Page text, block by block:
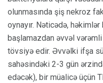
olunmasında şiş nekroz
oynayır. Nəticədə,
başlamazdan əvvəl
tövsiyə edir. Əvvəlki ifşa
sahəsindəki 2-3 gün
edəcək), bir müalicə üçün